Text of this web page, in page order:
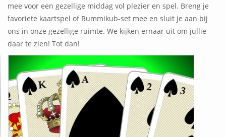
mee voor een gezellige middag vol plezier en spel. Breng je
favoriete kaartspel of Rummikub-set mee en sluit je aan bij
ons in onze gezellige ruimte. We kijken ernaar uit om jullie
daar te zien! Tot dan!